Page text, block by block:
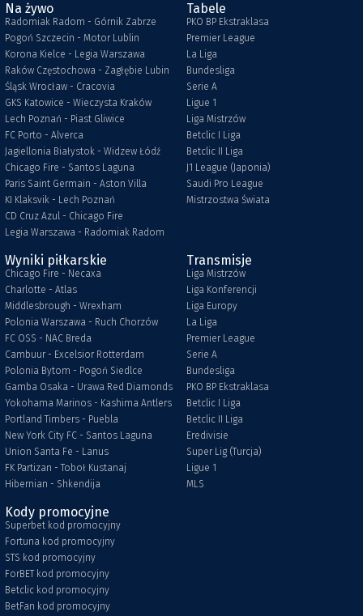
Na żywo
Radomiak Radom - Górnik Zabrze
Pogoń Szczecin - Motor Lublin
Korona Kielce - Legia Warszawa
Raków Częstochowa - Zagłębie Lubin
Śląsk Wrocław - Cracovia
GKS Katowice - Wieczysta Kraków
Lech Poznań - Piast Gliwice
FC Porto - Alverca
Jagiellonia Białystok - Widzew Łódź
Chicago Fire - Santos Laguna
Paris Saint Germain - Aston Villa
KI Klaksvik - Lech Poznań
CD Cruz Azul - Chicago Fire
Legia Warszawa - Radomiak Radom
Tabele
PKO BP Ekstraklasa
Premier League
La Liga
Bundesliga
Serie A
Ligue 1
Liga Mistrzów
Betclic I Liga
Betclic II Liga
J1 League (Japonia)
Saudi Pro League
Mistrzostwa Świata
Wyniki piłkarskie
Chicago Fire - Necaxa
Charlotte - Atlas
Middlesbrough - Wrexham
Polonia Warszawa - Ruch Chorzów
FC OSS - NAC Breda
Cambuur - Excelsior Rotterdam
Polonia Bytom - Pogoń Siedlce
Gamba Osaka - Urawa Red Diamonds
Yokohama Marinos - Kashima Antlers
Portland Timbers - Puebla
New York City FC - Santos Laguna
Union Santa Fe - Lanus
FK Partizan - Toboł Kustanaj
Hibernian - Shkendija
Transmisje
Liga Mistrzów
Liga Konferencji
Liga Europy
La Liga
Premier League
Serie A
Bundesliga
PKO BP Ekstraklasa
Betclic I Liga
Betclic II Liga
Eredivisie
Super Lig (Turcja)
Ligue 1
MLS
Kody promocyjne
Superbet kod promocyjny
Fortuna kod promocyjny
STS kod promocyjny
ForBET kod promocyjny
Betclic kod promocyjny
BetFan kod promocyjny